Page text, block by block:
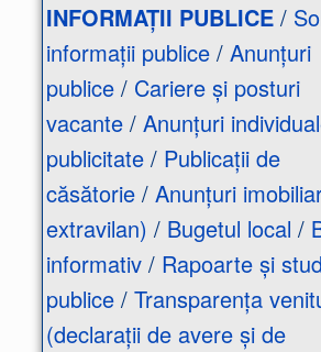
INFORMAȚII PUBLICE /
informații publice / Anunțuri
publice / Cariere și posturi
vacante / Anunțuri
publicitate / Publicații de
căsătorie / Anunțuri
extravilan) / Bugetul local /
informativ / Rapoarte și
publice / Transparența
(declarații de avere și de